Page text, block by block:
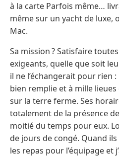
à la carte Parfois même…
même sur un yacht de luxe,
Mac.
Sa mission ? Satisfaire
exigeants, quelle que soit
il ne l’échangerait pour rien
bien remplie et à mille lieues
sur la terre ferme. Ses
totalement de la présence
moitié du temps pour eux.
de jours de congé. Quand
les repas pour l’équipage et